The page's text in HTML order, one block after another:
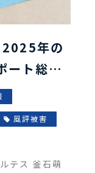
年の
ート総集
風評被害
テス 釜石萌